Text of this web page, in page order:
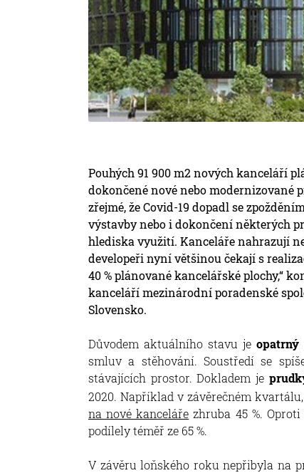
Pouhých 91 900 m2 nových kanceláří
dokončené nové nebo modernizované
zřejmé, že Covid-19 dopadl se
výstavby nebo i dokončení některých
hlediska využití. Kanceláře nahrazují
developeři nyní většinou čekají s
40 % plánované kancelářské plochy,“
kanceláří mezinárodní poradenské
Slovensko.
Důvodem aktuálního stavu jeopatrný
smluv a stěhování. Soustředí se
stávajících prostor. Dokladem je
2020. Například v závěrečném
na nové kanceláře zhruba 45 %.
podílely téměř ze 65 %.
V závěru loňského roku nepřibyla na